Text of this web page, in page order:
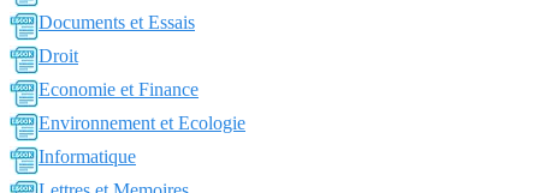
Documents et Essais
Droit
Economie et Finance
Environnement et Ecologie
Informatique